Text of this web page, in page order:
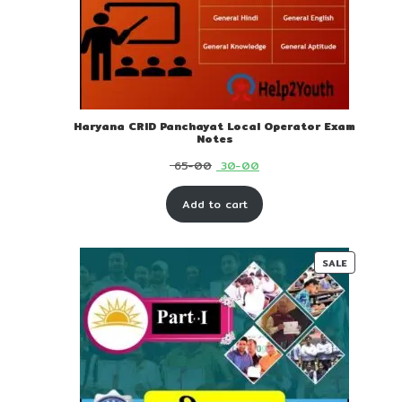
Haryana CRID Panchayat Local Operator Exam
Notes
65-00 Original
price
was:
00.
30-00Current
price
is:
00.
Add to cart
SALE
SALE